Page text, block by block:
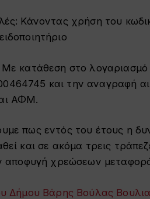
Κάνοντας χρήση του
κατάθεση στο
και την αναγραφή
ΑΦΜ.
πως εντός του έτους η
και σε ακόμα τρεις
αποφυγή χρεώσεων
Δήμου Βάρης Βούλας